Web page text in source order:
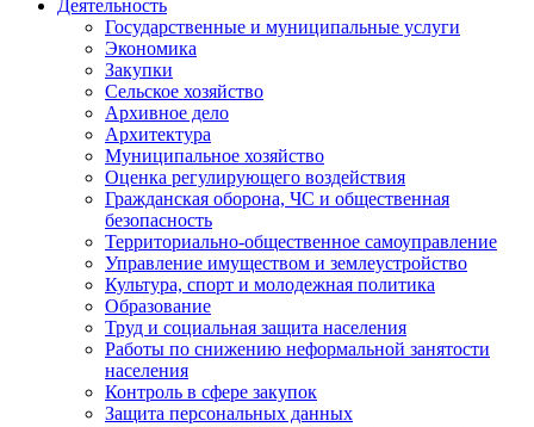
Деятельность
Государственные и муниципальные услуги
Экономика
Закупки
Сельское хозяйство
Архивное дело
Архитектура
Муниципальное хозяйство
Оценка регулирующего воздействия
Гражданская оборона, ЧС и общественная
безопасность
Территориально-общественное самоуправление
Управление имуществом и землеустройство
Культура, спорт и молодежная политика
Образование
Труд и социальная защита населения
Работы по снижению неформальной занятости
населения
Контроль в сфере закупок
Защита персональных данных